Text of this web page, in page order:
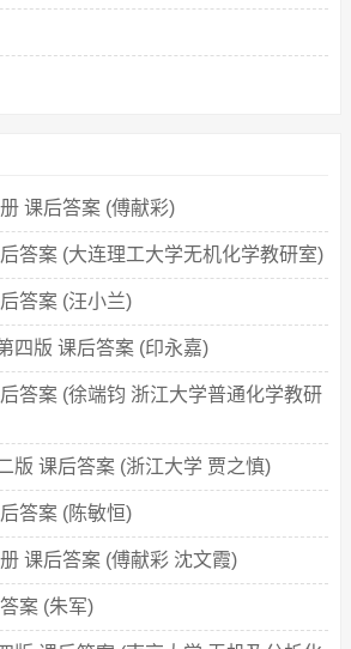
课后答案 (傅献彩)
答案 (大连理工大学无机化学教研室)
答案 (汪小兰)
四版 课后答案 (印永嘉)
答案 (徐端钧 浙江大学普通化学教研
版 课后答案 (浙江大学 贾之慎)
答案 (陈敏恒)
课后答案 (傅献彩 沈文霞)
案 (朱军)